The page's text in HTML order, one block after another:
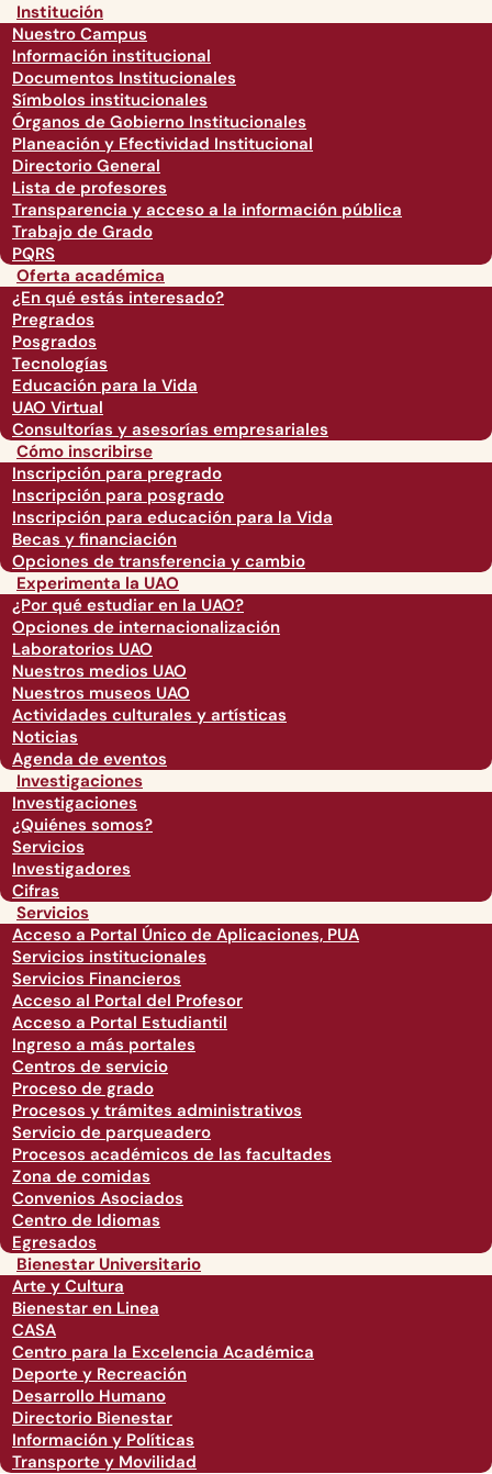
Institución
Nuestro Campus
Información institucional
Documentos Institucionales
Símbolos institucionales
Órganos de Gobierno Institucionales
Planeación y Efectividad Institucional
Directorio General
Lista de profesores
Transparencia y acceso a la información pública
Trabajo de Grado
PQRS
Oferta académica
¿En qué estás interesado?
Pregrados
Posgrados
Tecnologías
Educación para la Vida
UAO Virtual
Consultorías y asesorías empresariales
Cómo inscribirse
Inscripción para pregrado
Inscripción para posgrado
Inscripción para educación para la Vida
Becas y financiación
Opciones de transferencia y cambio
Experimenta la UAO
¿Por qué estudiar en la UAO?
Opciones de internacionalización
Laboratorios UAO
Nuestros medios UAO
Nuestros museos UAO
Actividades culturales y artísticas
Noticias
Agenda de eventos
Investigaciones
Investigaciones
¿Quiénes somos?
Servicios
Investigadores
Cifras
Servicios
Acceso a Portal Único de Aplicaciones, PUA
Servicios institucionales
Servicios Financieros
Acceso al Portal del Profesor
Acceso a Portal Estudiantil
Ingreso a más portales
Centros de servicio
Proceso de grado
Procesos y trámites administrativos
Servicio de parqueadero
Procesos académicos de las facultades
Zona de comidas
Convenios Asociados
Centro de Idiomas
Egresados
Bienestar Universitario
Arte y Cultura
Bienestar en Linea
CASA
Centro para la Excelencia Académica
Deporte y Recreación
Desarrollo Humano
Directorio Bienestar
Información y Políticas
Transporte y Movilidad